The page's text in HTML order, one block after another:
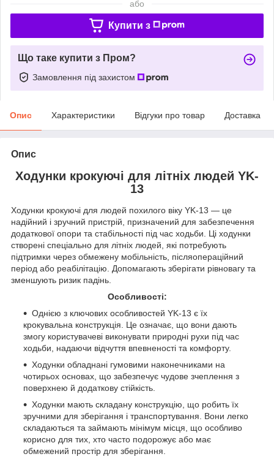
або
Купити з
Що таке купити з Пром?
Замовлення під захистом
Опис Характеристики Відгуки про товар Доставка
Опис
Ходунки крокуючі для літніх людей YK-
13
Ходунки крокуючі для людей похилого віку YK-13 — це
надійний і зручний пристрій, призначений для забезпечення
додаткової опори та стабільності під час ходьби. Ці ходунки
створені спеціально для літніх людей, які потребують
підтримки через обмежену мобільність, післяопераційний
період або реабілітацію. Допомагають зберігати рівновагу та
зменшують ризик падінь.
Особливості:
Однією з ключових особливостей YK-13 є їх
крокувальна конструкція. Це означає, що вони дають
змогу користувачеві виконувати природні рухи під час
ходьби, надаючи відчуття впевненості та комфорту.
Ходунки обладнані гумовими наконечниками на
чотирьох основах, що забезпечує чудове зчеплення з
поверхнею й додаткову стійкість.
Ходунки мають складану конструкцію, що робить їх
зручними для зберігання і транспортування. Вони легко
складаються та займають мінімум місця, що особливо
корисно для тих, хто часто подорожує або має
обмежений простір для зберігання.